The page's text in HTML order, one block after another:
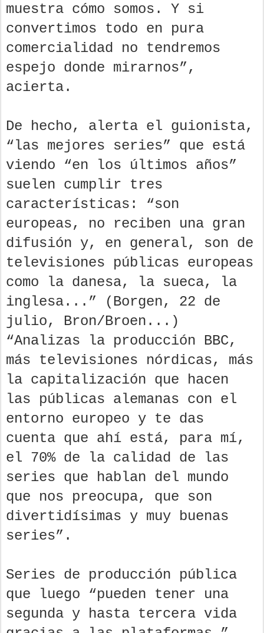
muestra cómo somos. Y si
convertimos todo en pura
comercialidad no tendremos
espejo donde mirarnos”,
acierta.
De hecho, alerta el guionista,
“las mejores series” que está
viendo “en los últimos años”
suelen cumplir tres
características: “son
europeas, no reciben una gran
difusión y, en general, son de
televisiones públicas europeas
como la danesa, la sueca, la
inglesa...” (Borgen, 22 de
julio, Bron/Broen...)
“Analizas la producción BBC,
más televisiones nórdicas, más
la capitalización que hacen
las públicas alemanas con el
entorno europeo y te das
cuenta que ahí está, para mí,
el 70% de la calidad de las
series que hablan del mundo
que nos preocupa, que son
divertidísimas y muy buenas
series”.
Series de producción pública
que luego “pueden tener una
segunda y hasta tercera vida